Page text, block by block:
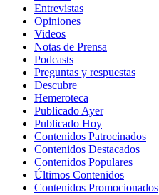
Entrevistas
Opiniones
Videos
Notas de Prensa
Podcasts
Preguntas y respuestas
Descubre
Hemeroteca
Publicado Ayer
Publicado Hoy
Contenidos Patrocinados
Contenidos Destacados
Contenidos Populares
Últimos Contenidos
Contenidos Promocionados